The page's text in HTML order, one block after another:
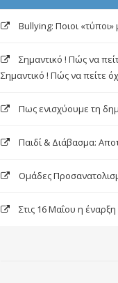
Βullying: Ποιοι
Σημαντικό ! Πώς να
Σημαντικό ! Πώς να πείτε
Πως ενισχύουμε τη
Παιδί & Διάβασμα:
Ομάδες
Στις 16 Μαΐου η